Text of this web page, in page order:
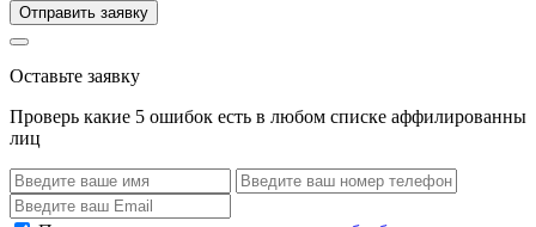
Отправить заявку
Оставьте заявку
Проверь какие 5 ошибок есть в любом списке аффилированны
лиц